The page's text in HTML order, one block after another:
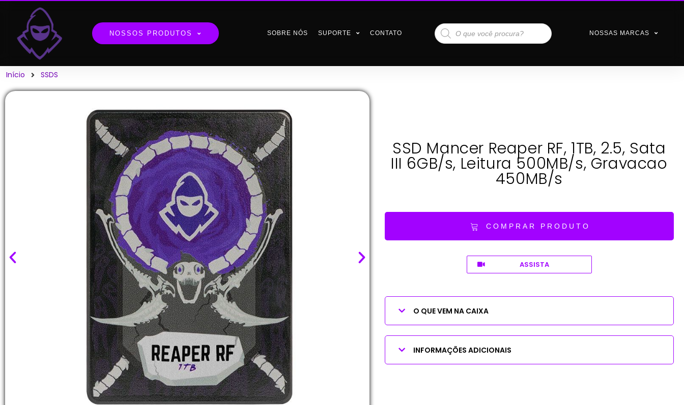
NOSSOS PRODUTOS SOBRE NÓS SUPORTE CONTATO NOSSAS MARCAS
Início SSDS
SSD Mancer Reaper RF, 1TB, 2.5, Sata
III 6GB/s, Leitura 500MB/s, Gravacao
450MB/s
COMPRAR PRODUTO
ASSISTA
O QUE VEM NA CAIXA
INFORMAÇÕES ADICIONAIS